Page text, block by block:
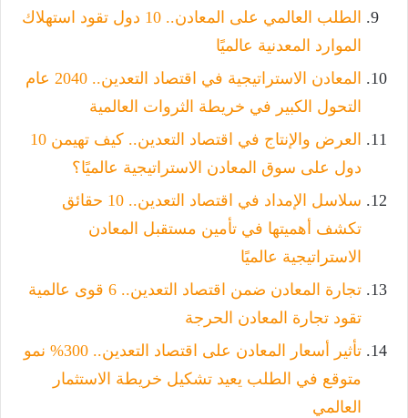
الطلب العالمي على المعادن.. 10 دول تقود استهلاك
الموارد المعدنية عالميًا
المعادن الاستراتيجية في اقتصاد التعدين.. 2040 عام
التحول الكبير في خريطة الثروات العالمية
العرض والإنتاج في اقتصاد التعدين.. كيف تهيمن 10
دول على سوق المعادن الاستراتيجية عالميًا؟
سلاسل الإمداد في اقتصاد التعدين.. 10 حقائق
تكشف أهميتها في تأمين مستقبل المعادن
الاستراتيجية عالميًا
تجارة المعادن ضمن اقتصاد التعدين.. 6 قوى عالمية
تقود تجارة المعادن الحرجة
تأثير أسعار المعادن على اقتصاد التعدين.. 300% نمو
متوقع في الطلب يعيد تشكيل خريطة الاستثمار
العالمي